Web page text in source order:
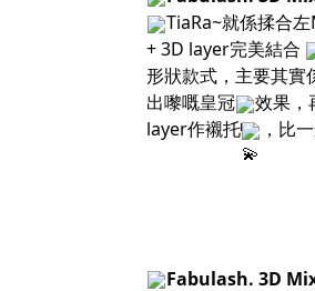
TiaRa~就係揉合
+ 3D layer完美結合
形狀款式，主要其
出嚟嘅皇冠
效果，
layer作襯托
，比
Fabulash. 3D